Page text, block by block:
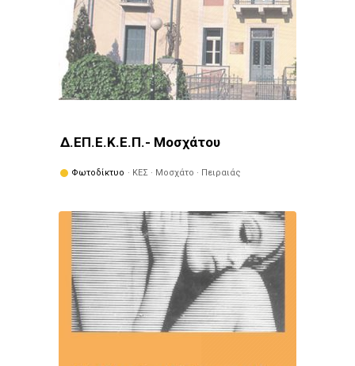
Δ.ΕΠ.Ε.Κ.Ε.Π.- Μοσχάτου
Φωτοδίκτυο · ΚΕΣ · Μοσχάτο · Πειραιάς